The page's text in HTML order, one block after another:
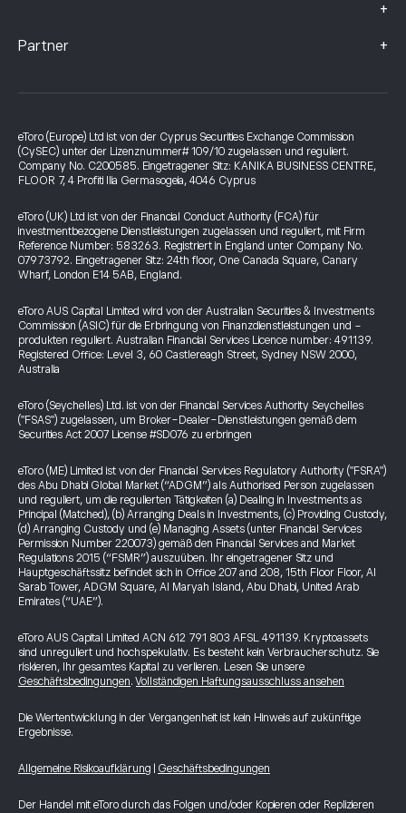
+
Partner +
eToro (Europe) Ltd ist von der Cyprus Securities Exchange Commission
(CySEC) unter der Lizenznummer# 109/10 zugelassen und reguliert.
Company No. C200585. Eingetragener Sitz: KANIKA BUSINESS CENTRE,
FLOOR 7, 4 Profiti Ilia Germasogeia, 4046 Cyprus
eToro (UK) Ltd ist von der Financial Conduct Authority (FCA) für
investmentbezogene Dienstleistungen zugelassen und reguliert, mit Firm
Reference Number: 583263. Registriert in England unter Company No.
07973792. Eingetragener Sitz: 24th floor, One Canada Square, Canary
Wharf, London E14 5AB, England.
eToro AUS Capital Limited wird von der Australian Securities & Investments
Commission (ASIC) für die Erbringung von Finanzdienstleistungen und -
produkten reguliert. Australian Financial Services Licence number: 491139.
Registered Office: Level 3, 60 Castlereagh Street, Sydney NSW 2000,
Australia
eToro (Seychelles) Ltd. ist von der Financial Services Authority Seychelles
("FSAS") zugelassen, um Broker-Dealer-Dienstleistungen gemäß dem
Securities Act 2007 License #SD076 zu erbringen
eToro (ME) Limited ist von der Financial Services Regulatory Authority ("FSRA")
des Abu Dhabi Global Market (“ADGM”) als Authorised Person zugelassen
und reguliert, um die regulierten Tätigkeiten (a) Dealing in Investments as
Principal (Matched), (b) Arranging Deals in Investments, (c) Providing Custody,
(d) Arranging Custody und (e) Managing Assets (unter Financial Services
Permission Number 220073) gemäß den Financial Services and Market
Regulations 2015 (“FSMR”) auszuüben. Ihr eingetragener Sitz und
Hauptgeschäftssitz befindet sich in Office 207 and 208, 15th Floor Floor, Al
Sarab Tower, ADGM Square, Al Maryah Island, Abu Dhabi, United Arab
Emirates (“UAE”).
eToro AUS Capital Limited ACN 612 791 803 AFSL 491139. Kryptoassets
sind unreguliert und hochspekulativ. Es besteht kein Verbraucherschutz. Sie
riskieren, Ihr gesamtes Kapital zu verlieren. Lesen Sie unsere
Geschäftsbedingungen.Vollständigen Haftungsausschluss ansehen
Die Wertentwicklung in der Vergangenheit ist kein Hinweis auf zukünftige
Ergebnisse.
Allgemeine Risikoaufklärung Geschäftsbedingungen
Der Handel mit eToro durch das Folgen und/oder Kopieren oder Replizieren